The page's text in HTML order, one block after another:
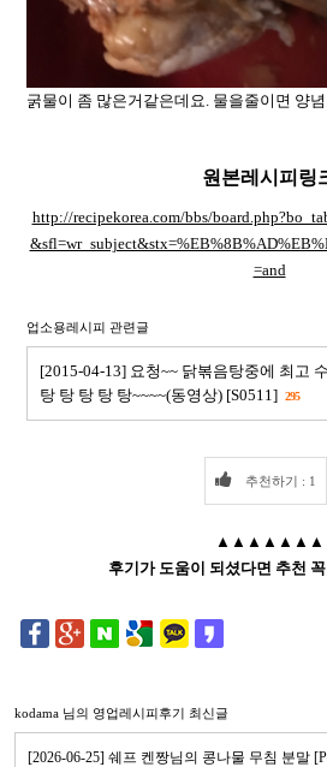
굵물이 좀 많은거같은데요. 물을줄이면 양
원본레시피링
http://recipekorea.com/bbs/
=and
업소용레시피 관련글
[2015-04-13] 요청~~ 닭볶음탕중에 최고
탕 탕 탕 탕 탕~~~~(동영상) [S0511] 295
추천하기 : 1
▲▲▲▲▲▲▲
후기가 도움이 되셨다면 추천
kodama 님의 영업레시피후기 최신글
[2026-06-25] 쉐프 켄짱님의 콩나물 무침 분말